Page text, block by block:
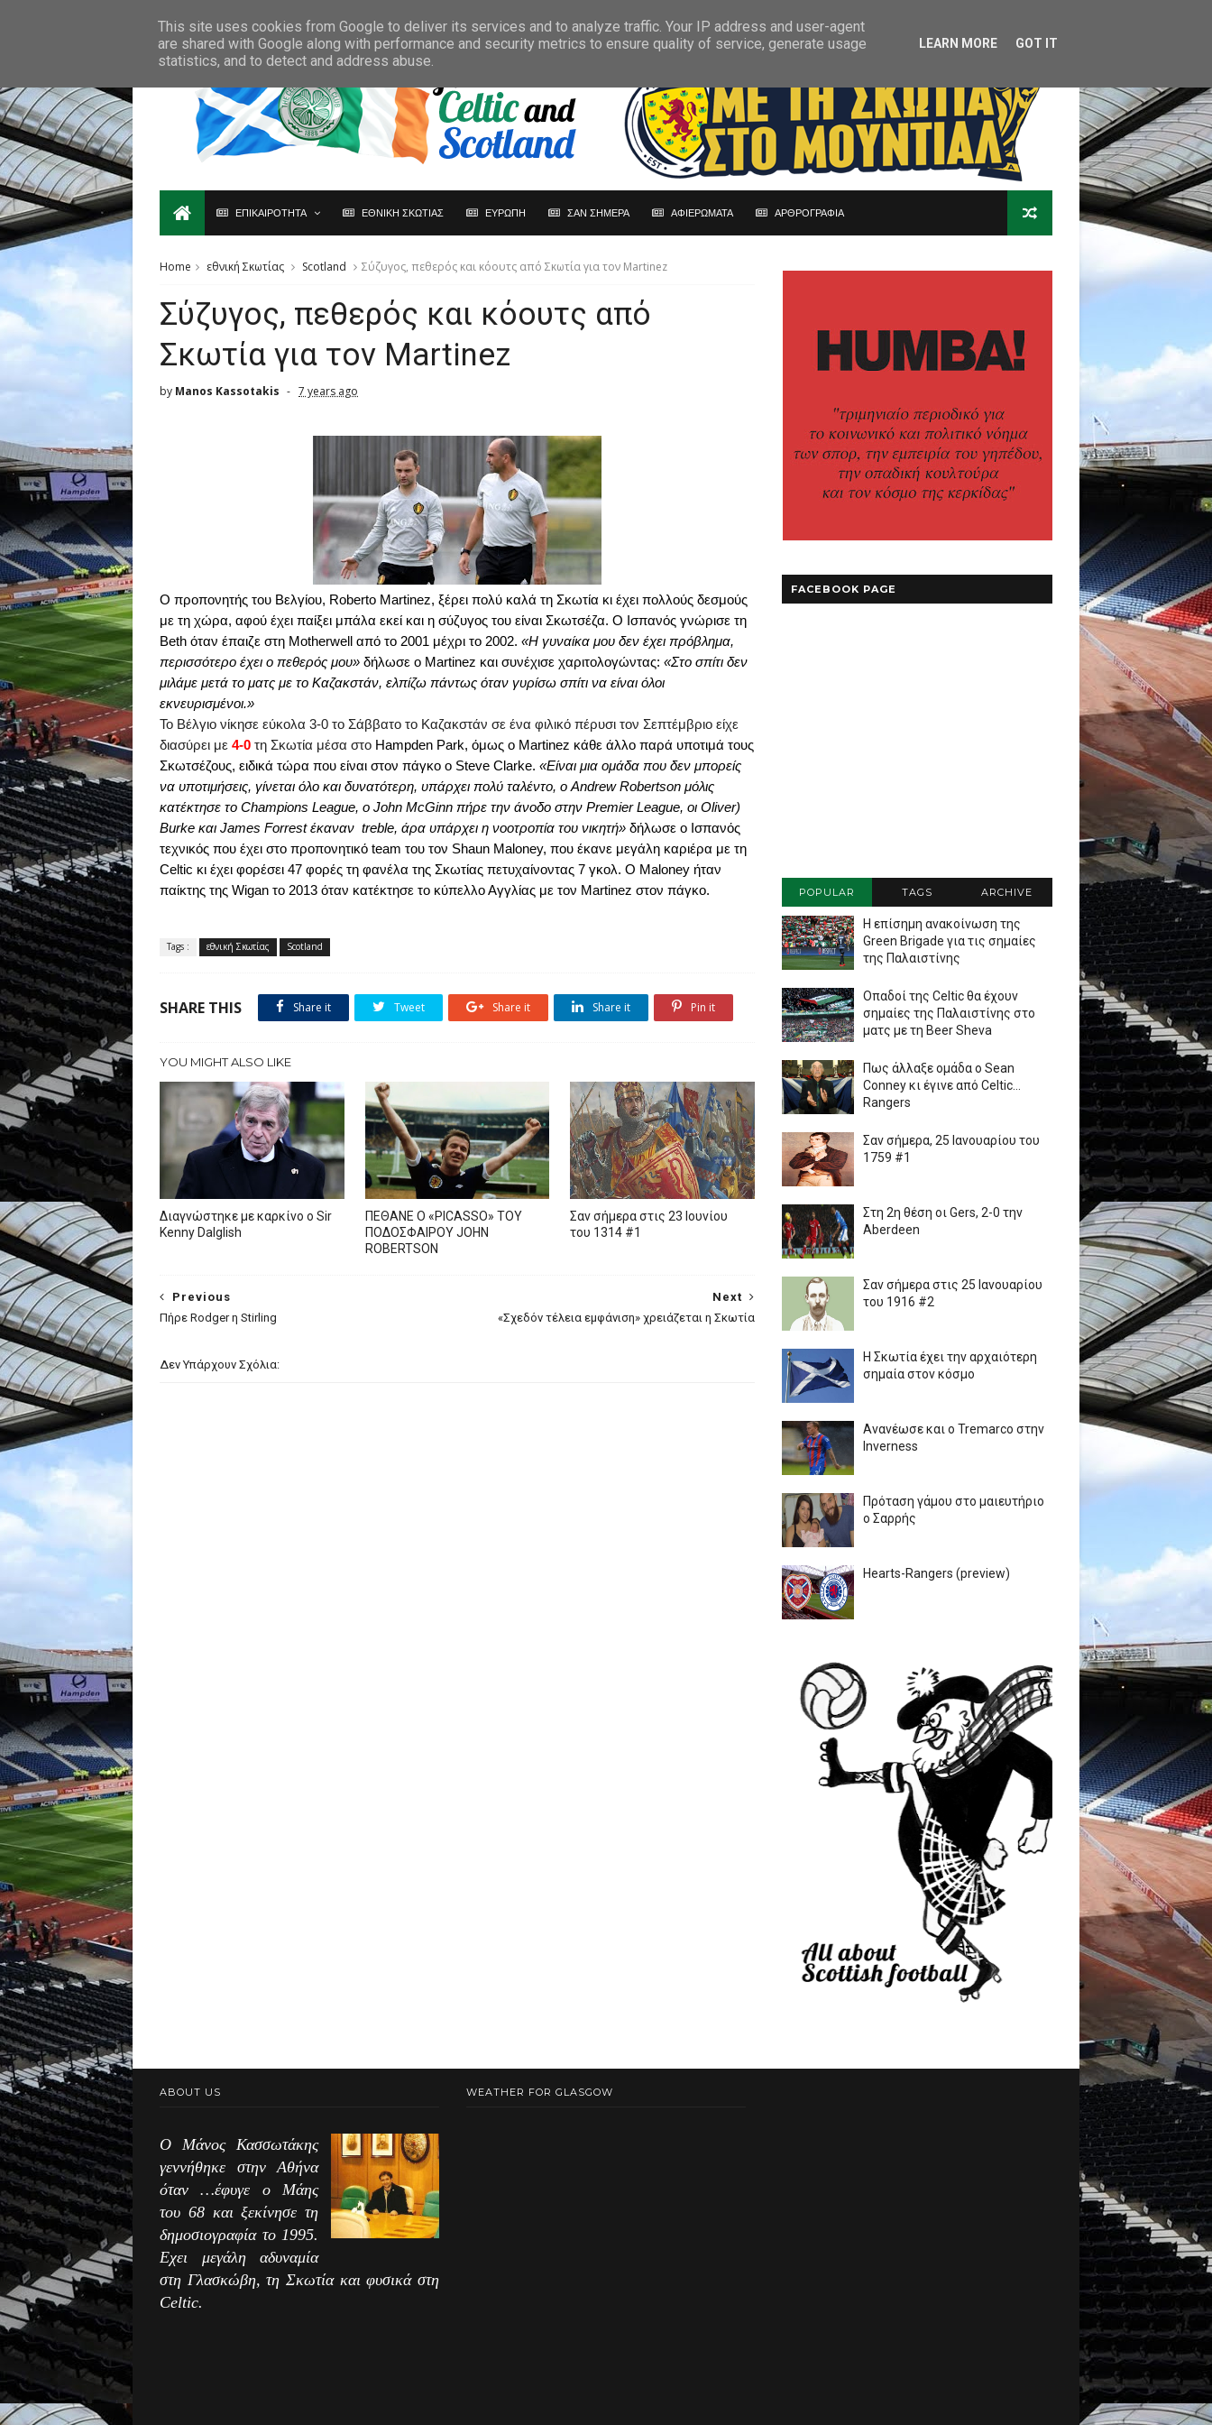
ΕΠΙΚΑΙΡΟΤΗΤΑ ΕΘΝΙΚΗ ΣΚΩΤΙΑΣ ΕΥΡΩΠΗ ΣΑΝ ΣΗΜΕΡΑ ΑΦΙΕΡΩΜΑΤΑ ΑΡΘΡΟΓΡΑΦΙΑ
Home εθνική Σκωτίας Scotland Σύζυγος, πεθερός και κόουτς από Σκωτία για τον Martinez
Σύζυγος, πεθερός και κόουτς από
Σκωτία για τον Martinez
by Manos Kassotakis 7 years ago
Ο προπονητής του Βελγίου, Roberto Martinez, ξέρει πολύ καλά τη Σκωτία κι έχει πολλούς δεσμούς
με τη χώρα, αφού έχει παίξει μπάλα εκεί και η σύζυγος του είναι Σκωτσέζα. Ο Ισπανός γνώρισε τη
Beth όταν έπαιζε στη Motherwell από το 2001 μέχρι το 2002. «Η γυναίκα μου δεν έχει πρόβλημα,
περισσότερο έχει ο πεθερός μου» δήλωσε ο Martinez και συνέχισε χαριτολογώντας: «Στο σπίτι δεν
μιλάμε μετά το ματς με το Καζακστάν, ελπίζω πάντως όταν γυρίσω σπίτι να είναι όλοι
εκνευρισμένοι.»
Το Βέλγιο νίκησε εύκολα 3-0 το Σάββατο το Καζακστάν σε ένα φιλικό πέρυσι τον Σεπτέμβριο είχε
διασύρει με 4-0 τη Σκωτία μέσα στο Hampden Park, όμως ο Martinez κάθε άλλο παρά υποτιμά τους
Σκωτσέζους, ειδικά τώρα που είναι στον πάγκο ο Steve Clarke. «Είναι μια ομάδα που δεν μπορείς
να υποτιμήσεις, γίνεται όλο και δυνατότερη, υπάρχει πολύ ταλέντο, ο Andrew Robertson μόλις
κατέκτησε το Champions League, ο John McGinn πήρε την άνοδο στην Premier League, οι Oliver)
Burke και James Forrest έκαναν treble, άρα υπάρχει η νοοτροπία του νικητή» δήλωσε ο Ισπανός
τεχνικός που έχει στο προπονητικό team του τον Shaun Maloney, που έκανε μεγάλη καριέρα με τη
Celtic κι έχει φορέσει 47 φορές τη φανέλα της Σκωτίας πετυχαίνοντας 7 γκολ. Ο Maloney ήταν
παίκτης της Wigan το 2013 όταν κατέκτησε το κύπελλο Αγγλίας με τον Martinez στον πάγκο.
Tags : εθνική Σκωτίας Scotland
SHARE THIS Share it Tweet Share it Share it Pin it
YOU MIGHT ALSO LIKE
Διαγνώστηκε με καρκίνο ο Sir
Kenny Dalglish
ΠΕΘΑΝΕ Ο «PICASSO» TOY
ΠΟΔΟΣΦΑΙΡΟΥ JOHN
ROBERTSON
Σαν σήμερα στις 23 Ιουνίου
του 1314 #1
Next
«Σχεδόν τέλεια εμφάνιση» χρειάζεται η Σκωτία
Previous
Πήρε Rodger η Stirling
Δεν Υπάρχουν Σχόλια:
FACEBOOK PAGE
POPULAR TAGS ARCHIVE
Η επίσημη ανακοίνωση της
Green Brigade για τις σημαίες
της Παλαιστίνης
Οπαδοί της Celtic θα έχουν
σημαίες της Παλαιστίνης στο
ματς με τη Beer Sheva
Πως άλλαξε ομάδα ο Sean
Conney κι έγινε από Celtic...
Rangers
Σαν σήμερα, 25 Ιανουαρίου του
1759 #1
Στη 2η θέση οι Gers, 2-0 την
Aberdeen
Σαν σήμερα στις 25 Ιανουαρίου
του 1916 #2
Η Σκωτία έχει την αρχαιότερη
σημαία στον κόσμο
Ανανέωσε και ο Tremarco στην
Inverness
Πρόταση γάμου στο μαιευτήριο
ο Σαρρής
Hearts-Rangers (preview)
ABOUT US
Ο Μάνος Κασσωτάκης
γεννήθηκε στην Αθήνα
όταν …έφυγε ο Μάης
του 68 και ξεκίνησε τη
δημοσιογραφία το 1995.
Εχει μεγάλη αδυναμία
στη Γλασκώβη, τη Σκωτία και φυσικά στη
Celtic.
WEATHER FOR GLASGOW
This site uses cookies from Google to deliver its services and to analyze traffic. Your IP address and user-agent
are shared with Google along with performance and security metrics to ensure quality of service, generate usage
statistics, and to detect and address abuse.
LEARN MORE GOT IT